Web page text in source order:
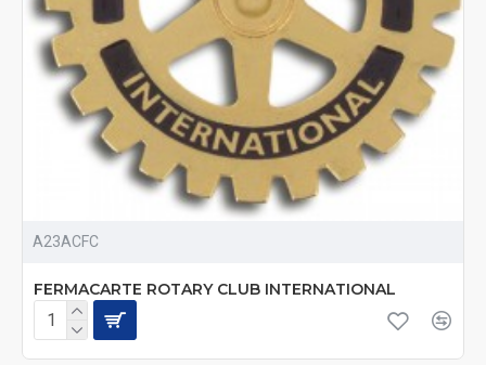
A23ACFC
FERMACARTE ROTARY CLUB INTERNATIONAL